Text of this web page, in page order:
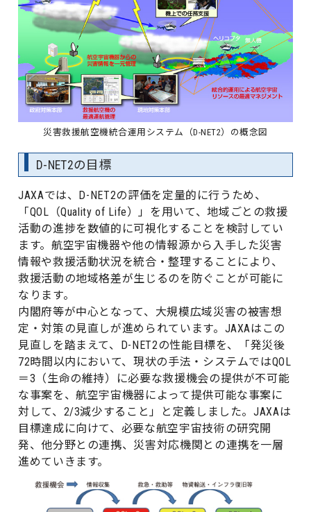
災害救援航空機統合運用システム（D-NET2）の概念図
D-NET2の目標
JAXAでは、D-NET2の評価を定量的に行うため、
「QOL（Quality of Life）」を用いて、地域ごとの救援
活動の進捗を数値的に可視化することを検討してい
ます。航空宇宙機器や他の情報源から入手した災害
情報や救援活動状況を統合・整理することにより、
救援活動の地域格差が生じるのを防ぐことが可能に
なります。
内閣府等が中心となって、大規模広域災害の被害想
定・対策の見直しが進められています。JAXAはこの
見直しを踏まえて、D-NET2の性能目標を、「発災後
72時間以内において、現状の手法・システムではQOL
＝3（生命の維持）に必要な救援機会の提供が不可能
な事案を、航空宇宙機器によって提供可能な事案に
対して、2/3減少すること」と定義しました。JAXAは
目標達成に向けて、必要な航空宇宙技術の研究開
発、他分野との連携、災害対応機関との連携を一層
進めていきます。